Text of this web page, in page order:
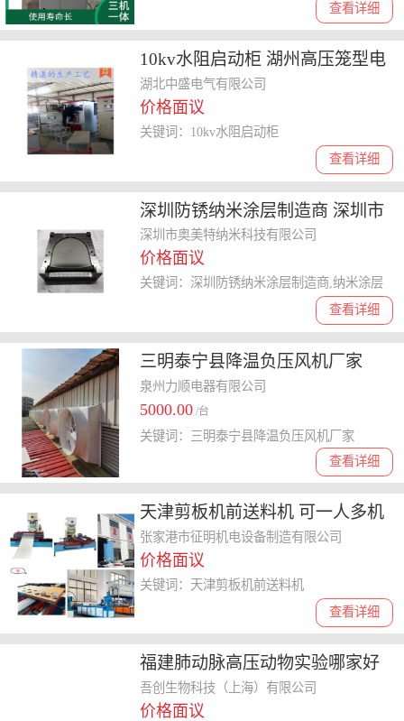
查看详细
10kv水阻启动柜 湖州高压笼型电
机水阻柜代理
湖北中盛电气有限公司
价格面议
查看详细
关键词：10kv水阻启动柜
深圳防锈纳米涂层制造商 深圳市
奥美特纳米科技供应
深圳市奥美特纳米科技有限公司
价格面议
查看详细
关键词：深圳防锈纳米涂层制造商,纳米涂层
三明泰宁县降温负压风机厂家
泉州力顺电器有限公司
5000.00 /台
查看详细
关键词：三明泰宁县降温负压风机厂家
天津剪板机前送料机 可一人多机
管理
张家港市征明机电设备制造有限公司
价格面议
查看详细
关键词：天津剪板机前送料机
福建肺动脉高压动物实验哪家好
吾创生物科技供应
吾创生物科技（上海）有限公司
价格面议